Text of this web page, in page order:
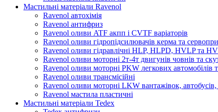
Мастильні матеріали Ravenol
Ravenol автохімія
Ravenol антифриз
Ravenol оливи ATF акпп і CVTF варіаторів
Ravenol оливи гідропідсилювачів керма та
Ravenol оливи гідравлічні HLP, HLPD, HVLP та
Ravenol оливи моторні 2т-4т двигунів човнів та
Ravenol оливи моторні PKW легкових автомобілів
Ravenol оливи трансмісійні
Ravenol оливи моторні LKW вантажівок, автобусів,
Ravenol мастила пластичні
Мастильні матеріали Tedex